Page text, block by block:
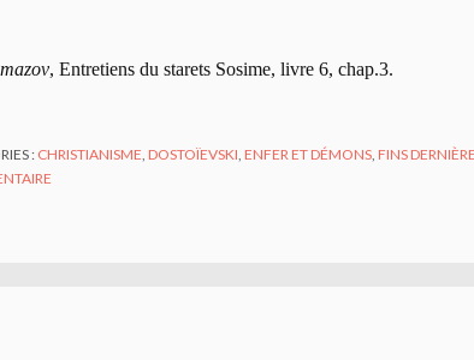
, Entretiens du starets Sosime, livre 6, chap.3.
: CHRISTIANISME,DOSTOÏEVSKI,ENFER ET DÉMONS,FINS